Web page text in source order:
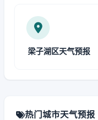
梁子湖区天气预报
热门城市天气预报